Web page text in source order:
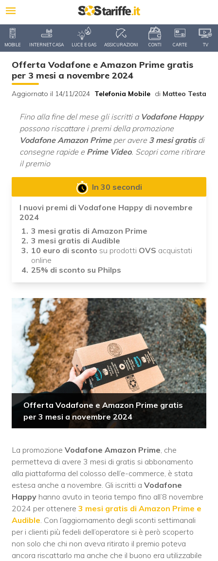
MOBILE INTERNET CASA LUCE E GAS ASSICURAZIONI CONTI CARTE TV
Offerta Vodafone e Amazon Prime gratis
per 3 mesi a novembre 2024
Aggiornato il 14/11/2024 Telefonia Mobile di Matteo Testa
Fino alla fine del mese gli iscritti a Vodafone Happy
possono riscattare i premi della promozione
Vodafone Amazon Primeper avere 3 mesi gratisdi
consegne rapide e Prime Video. Scopri come ritirare
il premio
In 30 secondi
I nuovi premi di Vodafone Happy di novembre
2024
3 mesi gratis di Amazon Prime
3 mesi gratis di Audible
10 euro di sconto su prodotti OVS acquistati
online
25% di sconto su Philps
Offerta Vodafone e Amazon Prime gratis
per 3 mesi a novembre 2024
La promozione Vodafone Amazon Prime , che
permetteva di avere 3 mesi di gratis si abbonamento
alla piattaforma del colosso dell’e-commerce, è stata
estesa anche a novembre. Gli iscritti a Vodafone
Happy hanno avuto in teoria tempo fino all’8 novembre
2024 per ottenere 3 mesi gratis di Amazon Prime e
Audible . Con l’aggiornamento degli sconti settimanali
per i clienti più fedeli dell’operatore si è però scoperto
non solo che chi non aveva ritirato il premio poteva
ancora riscattarlo ma anche che il buono era utilizzabile